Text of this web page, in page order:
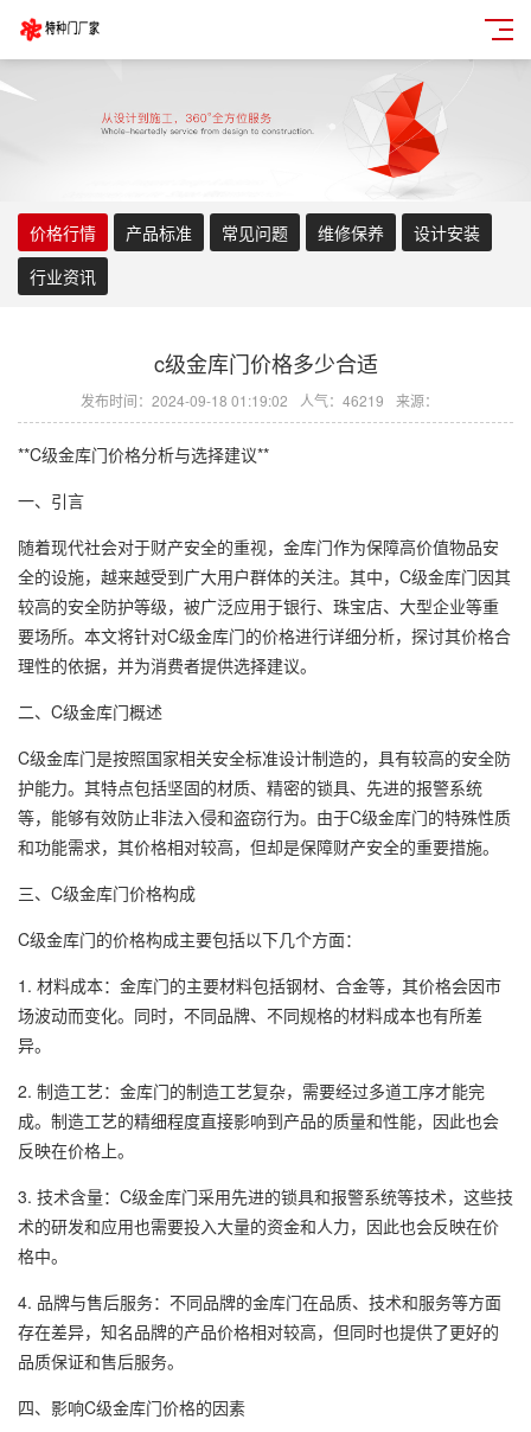
价格行情 产品标准 常见问题 维修保养
设计安装
行业资讯
c级金库门价格多少合适
发布时间：2024-09-18 01:19:02 人气：46219 来源：
**C级金库门价格分析与选择建议**
一、引言
随着现代社会对于财产安全的重视，金库门作为保障高价值物品安
全的设施，越来越受到广大用户群体的关注。其中，C级金库门因其
较高的安全防护等级，被广泛应用于银行、珠宝店、大型企业等重
要场所。本文将针对C级金库门的价格进行详细分析，探讨其价格合
理性的依据，并为消费者提供选择建议。
二、C级金库门概述
C级金库门是按照国家相关安全标准设计制造的，具有较高的安全防
护能力。其特点包括坚固的材质、精密的锁具、先进的报警系统
等，能够有效防止非法入侵和盗窃行为。由于C级金库门的特殊性质
和功能需求，其价格相对较高，但却是保障财产安全的重要措施。
三、C级金库门价格构成
C级金库门的价格构成主要包括以下几个方面：
1. 材料成本：金库门的主要材料包括钢材、合金等，其价格会因市
场波动而变化。同时，不同品牌、不同规格的材料成本也有所差
异。
2. 制造工艺：金库门的制造工艺复杂，需要经过多道工序才能完
成。制造工艺的精细程度直接影响到产品的质量和性能，因此也会
反映在价格上。
3. 技术含量：C级金库门采用先进的锁具和报警系统等技术，这些技
术的研发和应用也需要投入大量的资金和人力，因此也会反映在价
格中。
4. 品牌与售后服务：不同品牌的金库门在品质、技术和服务等方面
存在差异，知名品牌的产品价格相对较高，但同时也提供了更好的
品质保证和售后服务。
四、影响C级金库门价格的因素